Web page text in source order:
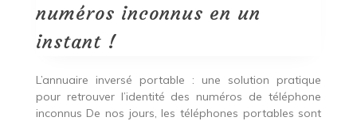
un
numéros inconnus en un
instant !
L’annuaire inversé portable : une solution pratique
pour retrouver l’identité des numéros de téléphone
inconnus De nos jours, les téléphones portables sont